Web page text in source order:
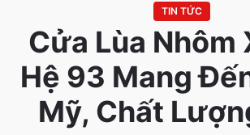
TIN TỨC
Cửa Lùa Nhôm
Hệ 93 Mang
Mỹ, Chất